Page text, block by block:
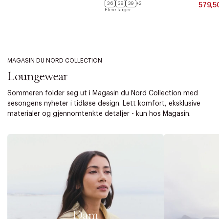
36 38 39
+2
Flere farger
MAGASIN DU NORD COLLECTION
Loungewear
Sommeren folder seg ut i Magasin du Nord Collection med
sesongens nyheter i tidløse design. Lett komfort, eksklusive
materialer og gjennomtenkte detaljer - kun hos Magasin.
Dam